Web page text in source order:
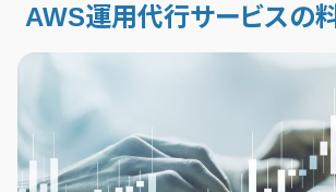
AWS運用代行サービスの